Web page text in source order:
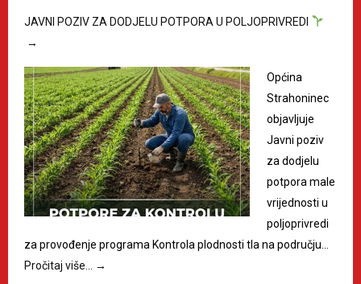
JAVNI POZIV ZA DODJELU POTPORA U POLJOPRIVREDI
→
Općina
Strahoninec
objavljuje
Javni poziv
za dodjelu
potpora male
vrijednosti u
poljoprivredi
za provođenje programa Kontrola plodnosti tla na području…
Pročitaj više…
→